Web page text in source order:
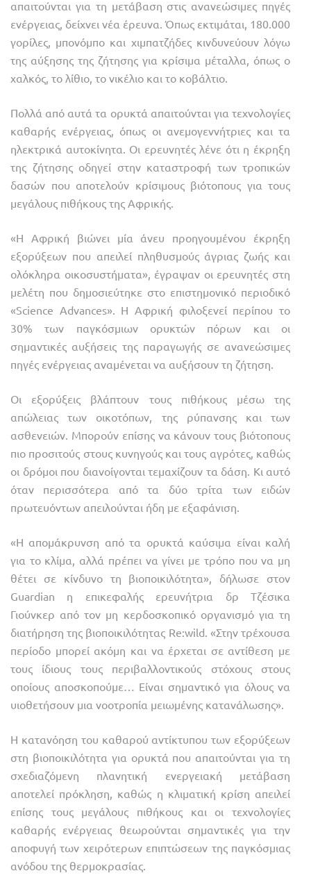
απαιτούνται για τη μετάβαση στις ανανεώσιμες πηγές
ενέργειας, δείχνει νέα έρευνα. Όπως εκτιμάται, 180.000
γορίλες, μπονόμπο και χιμπατζήδες κινδυνεύουν λόγω
της αύξησης της ζήτησης για κρίσιμα μέταλλα, όπως ο
χαλκός, το λίθιο, το νικέλιο και το κοβάλτιο.
Πολλά από αυτά τα ορυκτά απαιτούνται για τεχνολογίες
καθαρής ενέργειας, όπως οι ανεμογεννήτριες και τα
ηλεκτρικά αυτοκίνητα. Οι ερευνητές λένε ότι η έκρηξη
της ζήτησης οδηγεί στην καταστροφή των τροπικών
δασών που αποτελούν κρίσιμους βιότοπους για τους
μεγάλους πιθήκους της Αφρικής.
«Η Αφρική βιώνει μία άνευ προηγουμένου έκρηξη
εξορύξεων που απειλεί πληθυσμούς άγριας ζωής και
ολόκληρα οικοσυστήματα», έγραψαν οι ερευνητές στη
μελέτη που δημοσιεύτηκε στο επιστημονικό περιοδικό
«Science Advances». Η Αφρική φιλοξενεί περίπου το
30% των παγκόσμιων ορυκτών πόρων και οι
σημαντικές αυξήσεις της παραγωγής σε ανανεώσιμες
πηγές ενέργειας αναμένεται να αυξήσουν τη ζήτηση.
Οι εξορύξεις βλάπτουν τους πιθήκους μέσω της
απώλειας των οικοτόπων, της ρύπανσης και των
ασθενειών. Μπορούν επίσης να κάνουν τους βιότοπους
πιο προσιτούς στους κυνηγούς και τους αγρότες, καθώς
οι δρόμοι που διανοίγονται τεμαχίζουν τα δάση. Κι αυτό
όταν περισσότερα από τα δύο τρίτα των ειδών
πρωτευόντων απειλούνται ήδη με εξαφάνιση.
«Η απομάκρυνση από τα ορυκτά καύσιμα είναι καλή
για το κλίμα, αλλά πρέπει να γίνει με τρόπο που να μη
θέτει σε κίνδυνο τη βιοποικιλότητα», δήλωσε στον
Guardian η επικεφαλής ερευνήτρια δρ Τζέσικα
Γιούνκερ από τον μη κερδοσκοπικό οργανισμό για τη
διατήρηση της βιοποικιλότητας Re:wild. «Στην τρέχουσα
περίοδο μπορεί ακόμη και να έρχεται σε αντίθεση με
τους ίδιους τους περιβαλλοντικούς στόχους στους
οποίους αποσκοπούμε… Είναι σημαντικό για όλους να
υιοθετήσουν μια νοοτροπία μειωμένης κατανάλωσης».
Η κατανόηση του καθαρού αντίκτυπου των εξορύξεων
στη βιοποικιλότητα για ορυκτά που απαιτούνται για τη
σχεδιαζόμενη πλανητική ενεργειακή μετάβαση
αποτελεί πρόκληση, καθώς η κλιματική κρίση απειλεί
επίσης τους μεγάλους πιθήκους και οι τεχνολογίες
καθαρής ενέργειας θεωρούνται σημαντικές για την
αποφυγή των χειρότερων επιπτώσεων της παγκόσμιας
ανόδου της θερμοκρασίας.